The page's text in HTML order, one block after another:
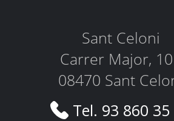
Sant Celoni
Carrer Major,
08470 Sant
Tel. 93 860